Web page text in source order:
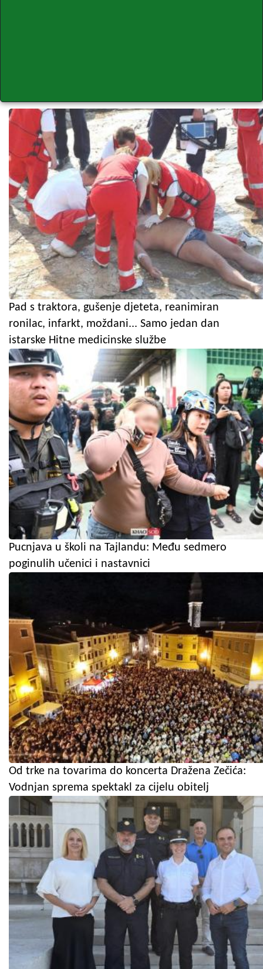
Pad s traktora, gušenje djeteta, reanimiran
ronilac, infarkt, moždani... Samo jedan dan
istarske Hitne medicinske službe
Pucnjava u školi na Tajlandu: Među sedmero
poginulih učenici i nastavnici
Od trke na tovarima do koncerta Dražena Zečića:
Vodnjan sprema spektakl za cijelu obitelj